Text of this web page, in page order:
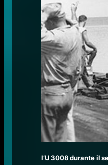
l’U 3008 durante il